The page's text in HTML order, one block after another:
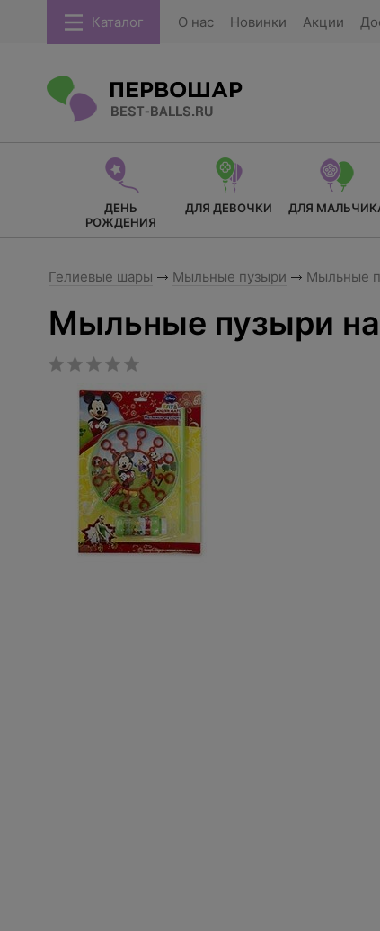
Каталог О нас Новинки Акции
ДЕНЬ
РОЖДЕНИЯ
ДЛЯ ДЕВОЧКИ ДЛЯ
Гелиевые шары Мыльные пузыри Мыльные
Мыльные пузыри